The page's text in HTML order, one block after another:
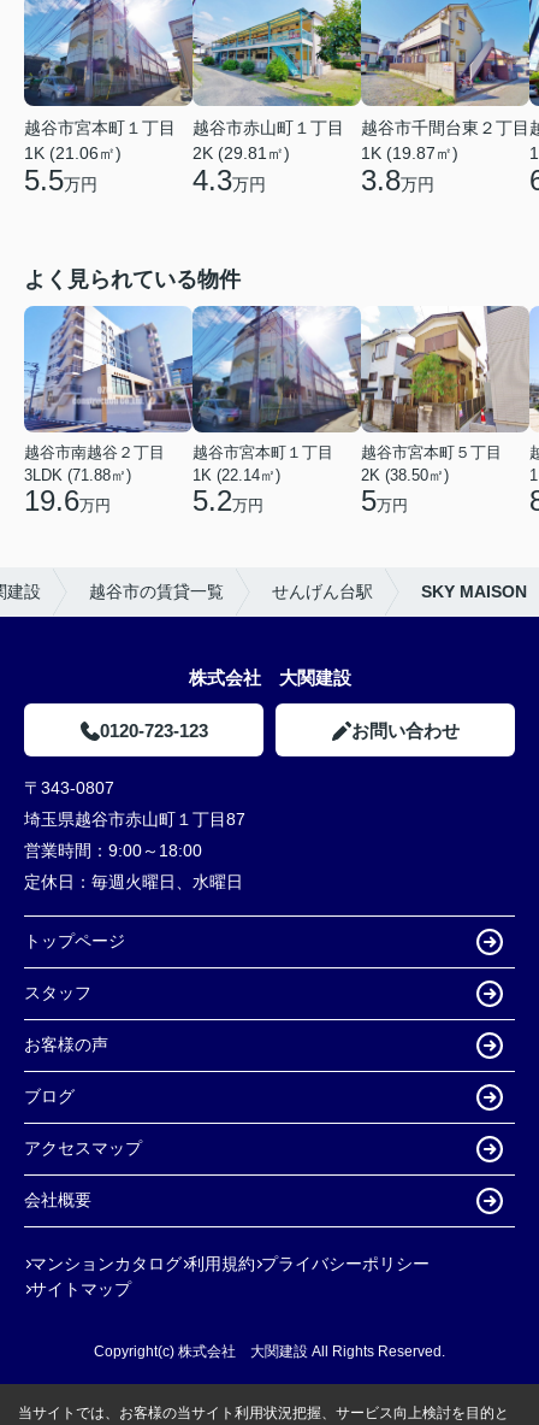
越谷市宮本町１丁目
1K (21.06㎡)
5.5万円
越谷市赤山町１丁目
2K (29.81㎡)
4.3万円
越谷市千間台東２丁目
1K (19.87㎡)
3.8万円
よく見られている物件
越谷市南越谷２丁目
3LDK (71.88㎡)
19.6万円
越谷市宮本町１丁目
1K (22.14㎡)
5.2万円
越谷市宮本町５丁目
2K (38.50㎡)
5万円
建設 越谷市の賃貸一覧 せんげん台駅 SKY MAISON
株式会社 大関建設
0120-723-123 お問い合わせ
〒343-0807
埼玉県越谷市赤山町１丁目87
営業時間： 9:00～18:00
定休日： 毎週火曜日、水曜日
トップページ
スタッフ
お客様の声
ブログ
アクセスマップ
会社概要
マンションカタログ 利用規約 プライバシーポリシー
サイトマップ
Copyright(c) 株式会社 大関建設 All Rights Reserved.
当サイトでは、お客様の当サイト利用状況把握、サービス向上検討を目的と